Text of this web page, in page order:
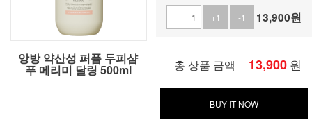
앙방 약산성 퍼퓸 두피샴
푸 메리미 달링 500ml
+1
-1 13,900원
총 상품 금액 13,900 원
BUY IT NOW